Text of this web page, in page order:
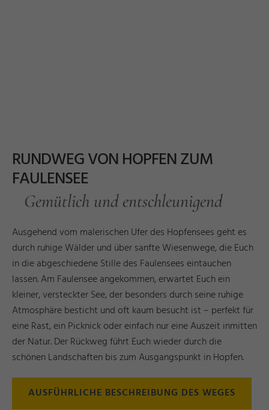
RUNDWEG VON HOPFEN ZUM
FAULENSEE
Gemütlich und entschleunigend
Ausgehend vom malerischen Ufer des Hopfensees geht es
durch ruhige Wälder und über sanfte Wiesenwege, die Euch
in die abgeschiedene Stille des Faulensees eintauchen
lassen. Am Faulensee angekommen, erwartet Euch ein
kleiner, versteckter See, der besonders durch seine ruhige
Atmosphäre besticht und oft kaum besucht ist – perfekt für
eine Rast, ein Picknick oder einfach nur eine Auszeit inmitten
der Natur. Der Rückweg führt Euch wieder durch die
schönen Landschaften bis zum Ausgangspunkt in Hopfen.
AUSFÜHRLICHE BESCHREIBUNG DES WEGES